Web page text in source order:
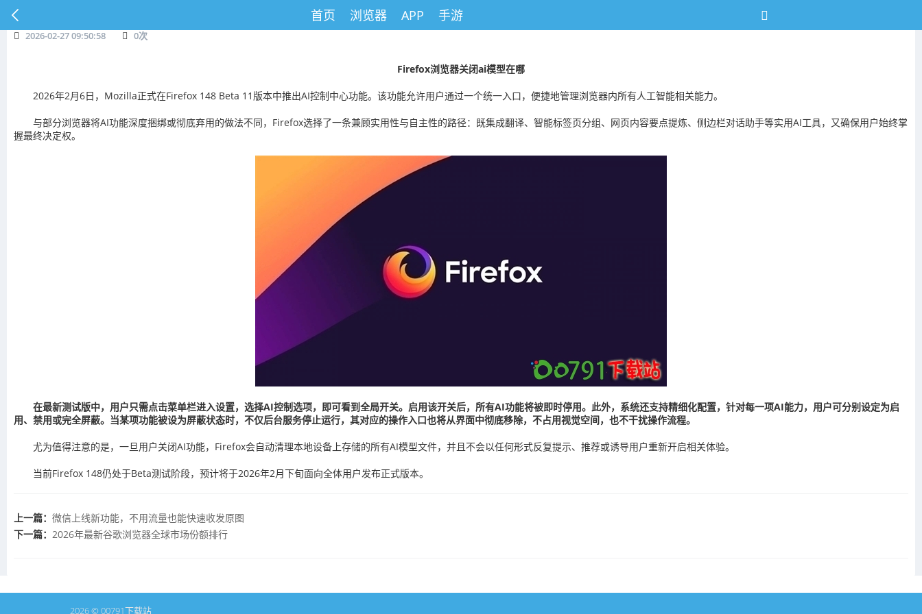
首页 浏览器 APP 手游
2026-02-27 09:50:58 0次
Firefox浏览器关闭ai模型在哪
2026年2月6日，Mozilla正式在Firefox 148 Beta 11版本中推出AI控制中心功能。该功能允许用户通过一个统一入口，便捷地管理浏览器内所有人工智能相关能力。
与部分浏览器将AI功能深度捆绑或彻底弃用的做法不同，Firefox选择了一条兼顾实用性与自主性的路径：既集成翻译、智能标签页分组、网页内容要点提炼、侧边栏对话助手等实用AI工具，又确保用户始终掌
握最终决定权。
在最新测试版中，用户只需点击菜单栏进入设置，选择AI控制选项，即可看到全局开关。启用该开关后，所有AI功能将被即时停用。此外，系统还支持精细化配置，针对每一项AI能力，用户可分别设定为启
用、禁用或完全屏蔽。当某项功能被设为屏蔽状态时，不仅后台服务停止运行，其对应的操作入口也将从界面中彻底移除，不占用视觉空间，也不干扰操作流程。
尤为值得注意的是，一旦用户关闭AI功能，Firefox会自动清理本地设备上存储的所有AI模型文件，并且不会以任何形式反复提示、推荐或诱导用户重新开启相关体验。
当前Firefox 148仍处于Beta测试阶段，预计将于2026年2月下旬面向全体用户发布正式版本。
上一篇： 微信上线新功能，不用流量也能快速收发原图
下一篇： 2026年最新谷歌浏览器全球市场份额排行
2026 © 00791下载站